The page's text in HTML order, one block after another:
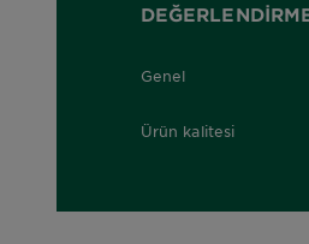
Genel
0,0 out of 5 stars
Ürün kalitesi
0,0 out of 5 stars